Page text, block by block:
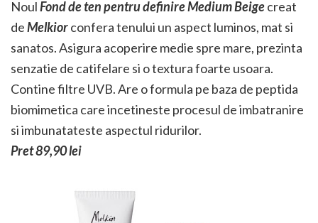
NoulFond de ten pentru definire Medium Beigecreat
deMelkiorconfera tenului un aspect luminos, mat si
sanatos. Asigura acoperire medie spre mare, prezinta
senzatie de catifelare si o textura foarte usoara.
Contine filtre UVB. Are o formula pe baza de peptida
biomimetica care incetineste procesul de imbatranire
si imbunatateste aspectul ridurilor.
Pret 89,90 lei